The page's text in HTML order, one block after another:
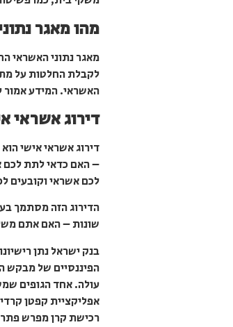
מהו מאגר
מאגר נתוני האשראי
לקבלת החלטות על
האשראי. המידע אמור
דירוג אשראי
דירוג אשראי אישי
לכם אשראי וקובעים
הדירוג הזה מסתמך
שונות – האם אתם
בנק ישראל נתן
הפיננסיים של מבקש
אפליקציית קפטן
רכישת קרן מפרש